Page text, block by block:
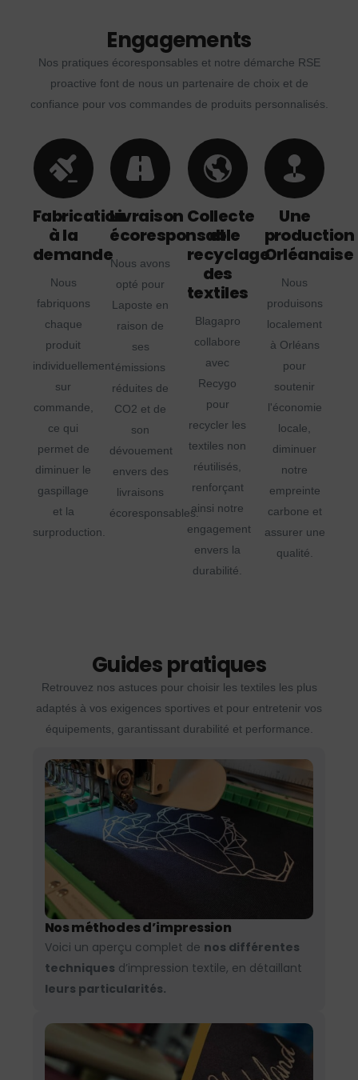
Engagements
Nos pratiques écoresponsables et notre démarche RSE
proactive font de nous un partenaire de choix et de
confiance pour vos commandes de produits personnalisés.
Fabrication
à la
demande
Nous
fabriquons
chaque
produit
individuellement
sur
commande,
ce qui
permet de
diminuer le
gaspillage
et la
surproduction.
Livraison
écoresponsable
Nous avons
opté pour
Laposte en
raison de
ses
émissions
réduites de
CO2 et de
son
dévouement
envers des
livraisons
écoresponsables.
Collecte
et
recyclage
des
textiles
Blagapro
collabore
avec
Recygo
pour
recycler les
textiles non
réutilisés,
renforçant
ainsi notre
engagement
envers la
durabilité.
Une
production
Orléanaise
Nous
produisons
localement
à Orléans
pour
soutenir
l'économie
locale,
diminuer
notre
empreinte
carbone et
assurer une
qualité.
Guides pratiques
Retrouvez nos astuces pour choisir les textiles les plus
adaptés à vos exigences sportives et pour entretenir vos
équipements, garantissant durabilité et performance.
Nos méthodes d’impression
Voici un aperçu complet de nos différentes
techniques d’impression textile, en détaillant
leurs particularités.